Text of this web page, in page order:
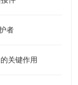
者
关键作用